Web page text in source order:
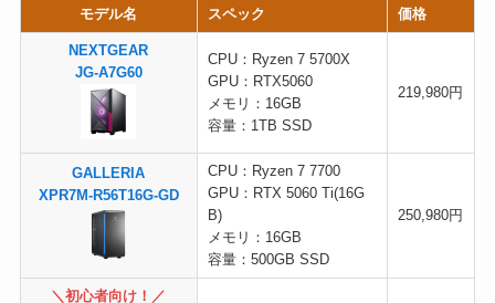
モデル名 スペック 価格
NEXTGEAR
JG-A7G60
CPU：Ryzen 7 5700X
GPU：RTX5060
メモリ：16GB
容量：1TB SSD
219,980円
GALLERIA
XPR7M-R56T16G-GD
CPU：Ryzen 7 7700
GPU：RTX 5060 Ti(16G
B)
メモリ：16GB
容量：500GB SSD
250,980円
＼初心者向け！／